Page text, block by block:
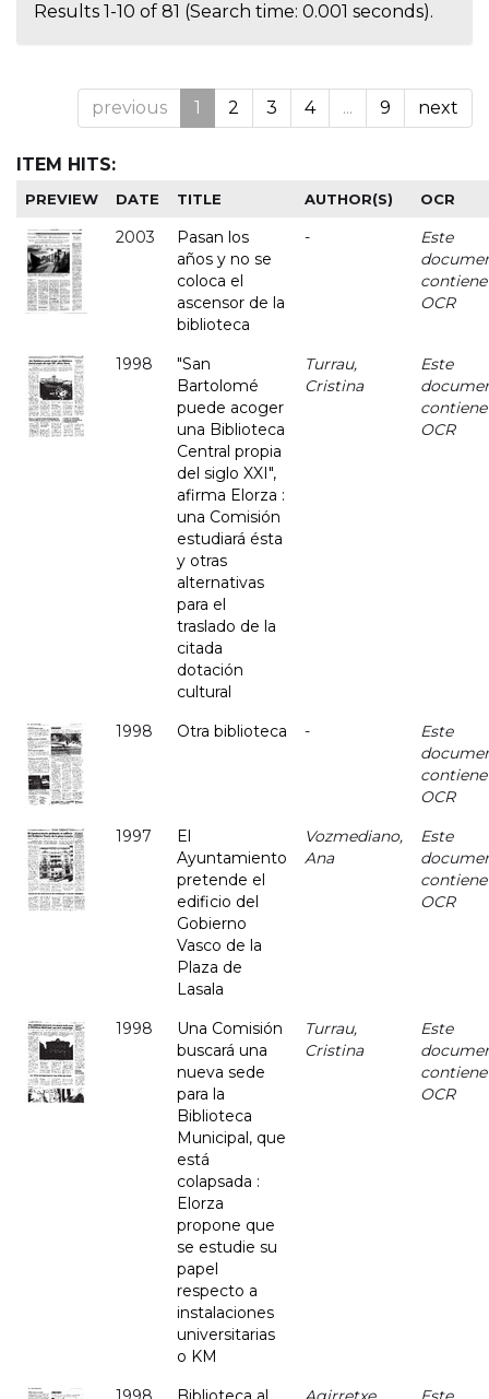
Results 1-10 of 81 (Search time: 0.001 seconds).
previous 1 2 3 4 ... 9 next
ITEM HITS:
PREVIEW DATE TITLE AUTHOR(S) OCR
2003
Pasan los
años y no se
coloca el
ascensor de la
biblioteca
-
Este
contiene
OCR
1998
"San
Bartolomé
puede acoger
una Biblioteca
Central propia
del siglo XXI",
afirma Elorza :
una Comisión
estudiará ésta
y otras
alternativas
para el
traslado de la
citada
dotación
cultural
Turrau,
Cristina
Este
contiene
OCR
1998 Otra biblioteca -
Este
contiene
OCR
1997
El
Ayuntamiento
pretende el
edificio del
Gobierno
Vasco de la
Plaza de
Lasala
Vozmediano,
Ana
Este
contiene
OCR
1998
Una Comisión
buscará una
nueva sede
para la
Biblioteca
Municipal, que
está
colapsada :
Elorza
propone que
se estudie su
papel
respecto a
instalaciones
universitarias
o KM
Turrau,
Cristina
Este
contiene
OCR